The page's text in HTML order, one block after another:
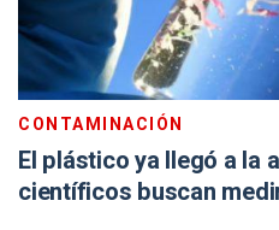
CONTAMINACIÓN
El plástico ya llegó a la
científicos buscan